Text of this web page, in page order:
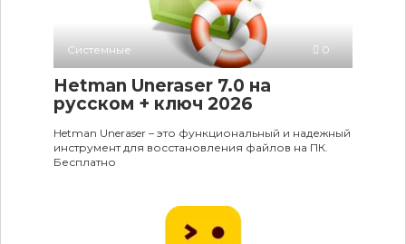
Системные 0
Hetman Uneraser 7.0 на
русском + ключ 2026
Hetman Uneraser – это функциональный и надежный
инструмент для восстановления файлов на ПК.
Бесплатно